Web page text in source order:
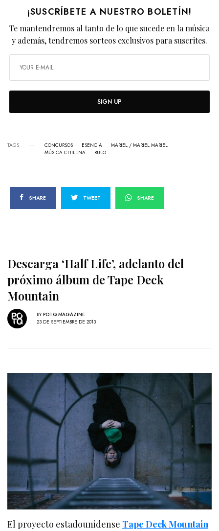
¡SUSCRÍBETE A NUESTRO BOLETÍN!
Te mantendremos al tanto de lo que sucede en la música
y además, tendremos sorteos exclusivos para suscrites.
SIGN UP
TAGS CONCURSOS ESENCIA
MARIEL / MARIEL MARIEL
MÚSICA CHILENA
RULO
SHARE TWEET SHARE
Descarga ‘Half Life’, adelanto del
próximo álbum de Tape Deck
Mountain
BY POTQ MAGAZINE
23 DE SEPTIEMBRE DE 2013
El proyecto estadounidense Tape Deck Mountain